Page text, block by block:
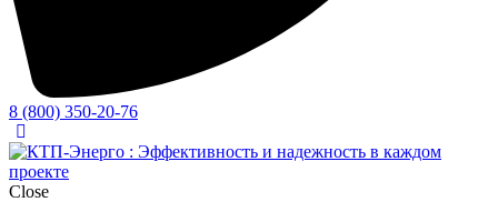
8 (800) 350-20-76
Close